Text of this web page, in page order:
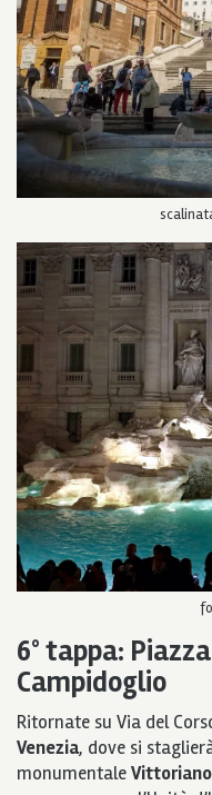
6° tappa:
Campidoglio
Ritornate su Via del
Venezia, dove si
monumentale